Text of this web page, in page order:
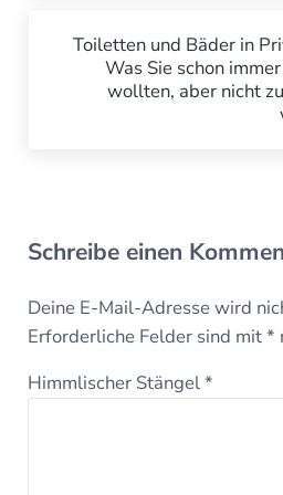
Toiletten und Bäder in
Was Sie schon
wollten, aber nicht
Schreibe einen
Deine E-Mail-Adresse wird
Erforderliche Felder sind mit*
Himmlischer Stängel*